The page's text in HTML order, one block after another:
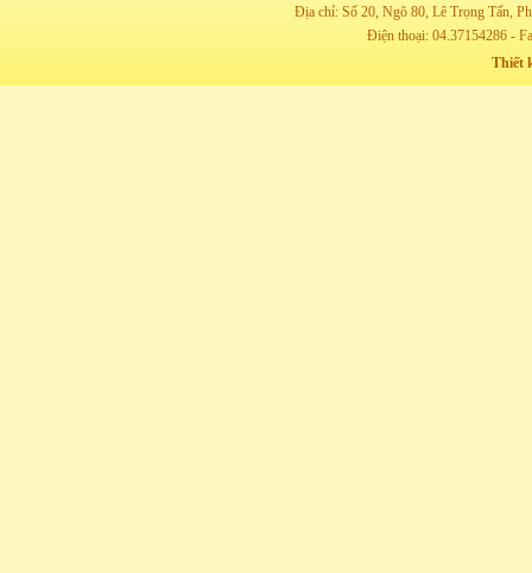
Địa chỉ: Số 20, Ngõ 80, Lê Trọng Tấn,
Điện thoại: 04.37154286 -
Thiết